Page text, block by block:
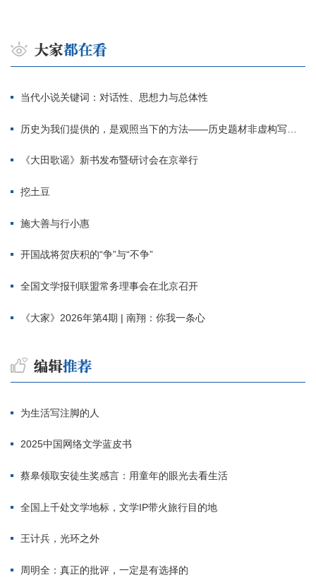
当代小说关键词：对话性、思想力与总体性
历史为我们提供的，是观照当下的方法——历史题材非虚构写作多人谈
《大田歌谣》新书发布暨研讨会在京举行
挖土豆
施大善与行小惠
开国战将贺庆积的“争”与“不争”
全国文学报刊联盟常务理事会在北京召开
《大家》2026年第4期 | 南翔：你我一条心
为生活写注脚的人
2025中国网络文学蓝皮书
蔡皋领取安徒生奖感言：用童年的眼光去看生活
全国上千处文学地标，文学IP带火旅行目的地
王计兵，光环之外
周明全：真正的批评，一定是有选择的